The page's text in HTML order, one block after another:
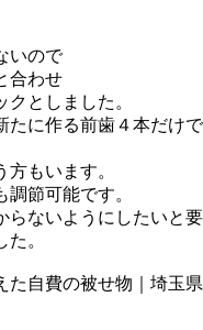
いので
合わせ
クとしました。
たに作る前歯４本だけで
もいます。
節可能です。
らないようにしたいと要
。
た自費の被せ物｜埼玉県